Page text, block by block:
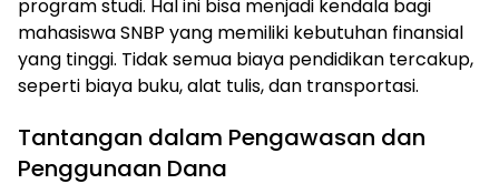
program studi. Hal ini bisa menjadi kendala bagi
mahasiswa SNBP yang memiliki kebutuhan finansial
yang tinggi. Tidak semua biaya pendidikan tercakup,
seperti biaya buku, alat tulis, dan transportasi.
Tantangan dalam Pengawasan dan
Penggunaan Dana